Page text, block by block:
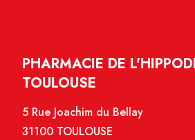
PHARMACIE DE
TOULOUSE
5 Rue Joachim du Bellay
31100 TOULOUSE